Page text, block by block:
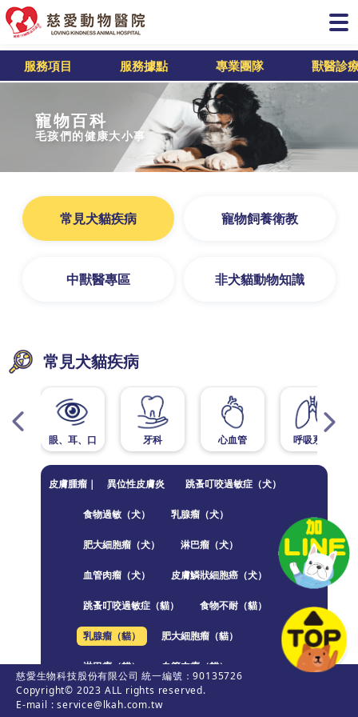
服務項目 服務據點 專業團隊 獸醫診
寵物百科
毛孩們的健康大小事
常見犬貓疾病 寵物飼養衛教
中獸醫專區 非犬貓動物知識
常見犬貓疾病
眼、耳、口 牙科 心血管 呼吸系統
皮膚腫瘤｜ 異位性皮膚炎 跳蚤叮咬過敏症（犬）
食物過敏（犬） 乳腺瘤（犬）
肥大細胞瘤（犬） 淋巴瘤（犬）
血管肉瘤（犬） 皮膚鱗狀細胞癌（犬）
跳蚤叮咬過敏症（貓） 食物不耐（貓）
乳腺瘤（貓） 肥大細胞瘤（貓）
淋巴瘤（貓） 血管肉瘤（貓）
慈愛生物科技股份有限公司 統一編號：90135726
Copyright© 2023 ALL rights reserved.
E-mail : service@lkah.com.tw